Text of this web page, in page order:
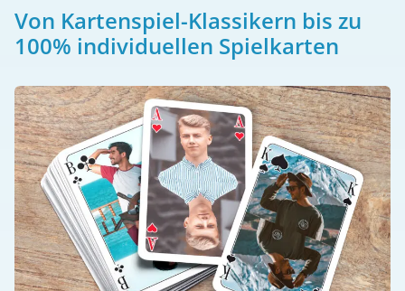
Von Kartenspiel-Klassikern bis zu
100% individuellen Spielkarten